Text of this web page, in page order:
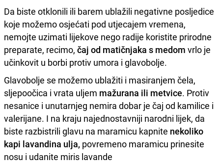
Da biste otklonili ili barem ublažili negativne posljedice
koje možemo osjećati pod utjecajem vremena,
nemojte uzimati lijekove nego radije koristite prirodne
preparate, recimo, čaj od matičnjaka s medom vrlo je
učinkovit u borbi protiv umora i glavobolje.
Glavobolje se možemo ublažiti i masiranjem čela,
sljepoočica i vrata uljem mažurana ili metvice. Protiv
nesanice i unutarnjeg nemira dobar je čaj od kamilice i
valerijane. I na kraju najednostavniji narodni lijek, da
biste razbistrili glavu na maramicu kapnite nekoliko
kapi lavandina ulja, povremeno maramicu prinesite
nosu i udanite miris lavande